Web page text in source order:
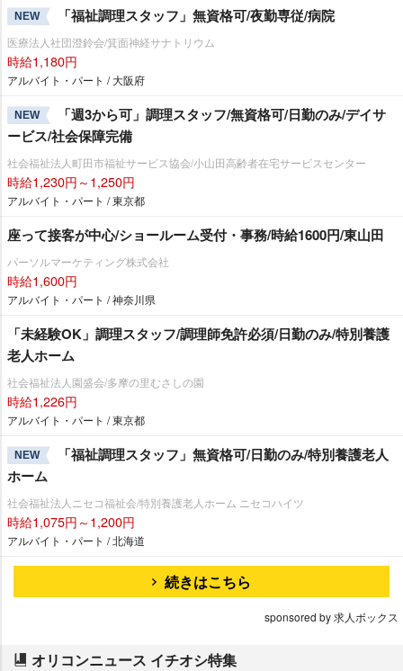
NEW 「福祉調理スタッフ」無資格可/夜勤専従/病院
医療法人社団澄鈴会/箕面神経サナトリウム
時給1,180円
アルバイト・パート / 大阪府
NEW
「週3から可」調理スタッフ/無資格可/日勤のみ/デイサ
ービス/社会保障完備
社会福祉法人町田市福祉サービス協会/小山田高齢者在宅サービスセンター
時給1,230円～1,250円
アルバイト・パート / 東京都
座って接客が中心/ショールーム受付・事務/時給1600円/東山田
パーソルマーケティング株式会社
時給1,600円
アルバイト・パート / 神奈川県
「未経験OK」調理スタッフ/調理師免許必須/日勤のみ/特別養護
老人ホーム
社会福祉法人園盛会/多摩の里むさしの園
時給1,226円
アルバイト・パート / 東京都
NEW
「福祉調理スタッフ」無資格可/日勤のみ/特別養護老人
ホーム
社会福祉法人ニセコ福祉会/特別養護老人ホーム ニセコハイツ
時給1,075円～1,200円
アルバイト・パート / 北海道
続きはこちら
sponsored by 求人ボックス
オリコンニュース イチオシ特集